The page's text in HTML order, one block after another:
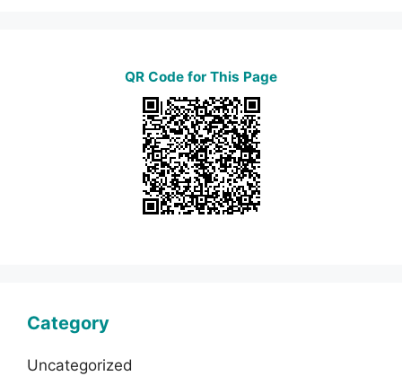
QR Code for This Page
Category
Uncategorized